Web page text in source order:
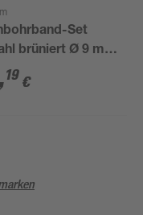
Set
brüniert Ø 9 mm
,19 €